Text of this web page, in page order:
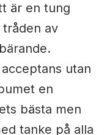
är en tung
av
utan
en
bästa men
tanke på alla